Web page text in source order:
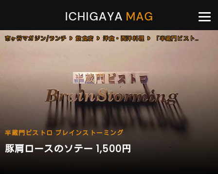
市ヶ谷マガジン/ランチ 飲食店 洋食・西洋料理 「半蔵門ビストロ ブレインストーミング」で「豚肩ロースのソテー(1,500円)」のランチ[麴町]
半蔵門ビストロ ブレインストーミング
豚肩ロースのソテー 1,500円